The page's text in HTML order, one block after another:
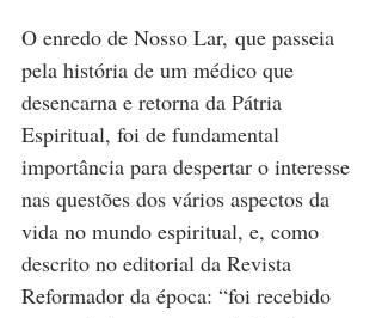
O enredo de Nosso Lar, que passeia
pela história de um médico que
desencarna e retorna da Pátria
Espiritual, foi de fundamental
importância para despertar o interesse
nas questões dos vários aspectos da
vida no mundo espiritual, e, como
descrito no editorial da Revista
Reformador da época: “foi recebido